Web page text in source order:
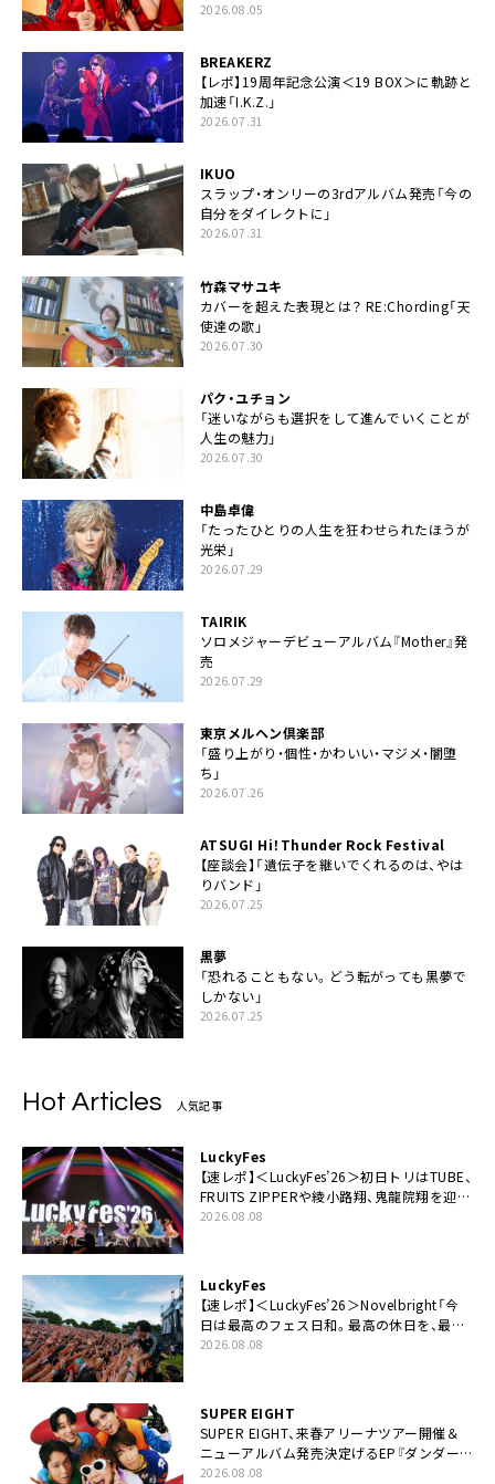
2026.08.05
BREAKERZ
【レポ】19周年記念公演＜19 BOX＞に軌跡と
加速「I.K.Z.」
2026.07.31
IKUO
スラップ・オンリーの3rdアルバム発売「今の
自分をダイレクトに」
2026.07.31
竹森マサユキ
カバーを超えた表現とは？ RE:Chording「天
使達の歌」
2026.07.30
パク・ユチョン
「迷いながらも選択をして進んでいくことが
人生の魅力」
2026.07.30
中島卓偉
「たったひとりの人生を狂わせられたほうが
光栄」
2026.07.29
TAIRIK
ソロメジャーデビューアルバム『Mother』発
売
2026.07.29
東京メルヘン倶楽部
「盛り上がり・個性・かわいい・マジメ・闇堕
ち」
2026.07.26
ATSUGI Hi！Thunder Rock Festival
【座談会】「遺伝子を継いでくれるのは、やは
りバンド」
2026.07.25
黒夢
「恐れることもない。どう転がっても黒夢で
しかない」
2026.07.25
Hot Articles 人気記事
LuckyFes
【速レポ】＜LuckyFes’26＞初日トリはTUBE、
FRUITS ZIPPERや綾小路翔、鬼龍院翔を迎え
た豪華コラボも「知ってたらぜひ一緒に歌っ
2026.08.08
LuckyFes
【速レポ】＜LuckyFes’26＞Novelbright「今
日は最高のフェス日和。最高の休日を、最高
の夏休みを作っていきたい」
2026.08.08
SUPER EIGHT
SUPER EIGHT、来春アリーナツアー開催＆
ニューアルバム発売決定げるEP『ダンダー
ラ』本日リリース
2026.08.08